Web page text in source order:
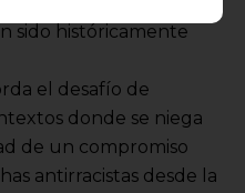
sido históricamente
el desafío de
donde se niega
de un compromiso
antirracistas desde la